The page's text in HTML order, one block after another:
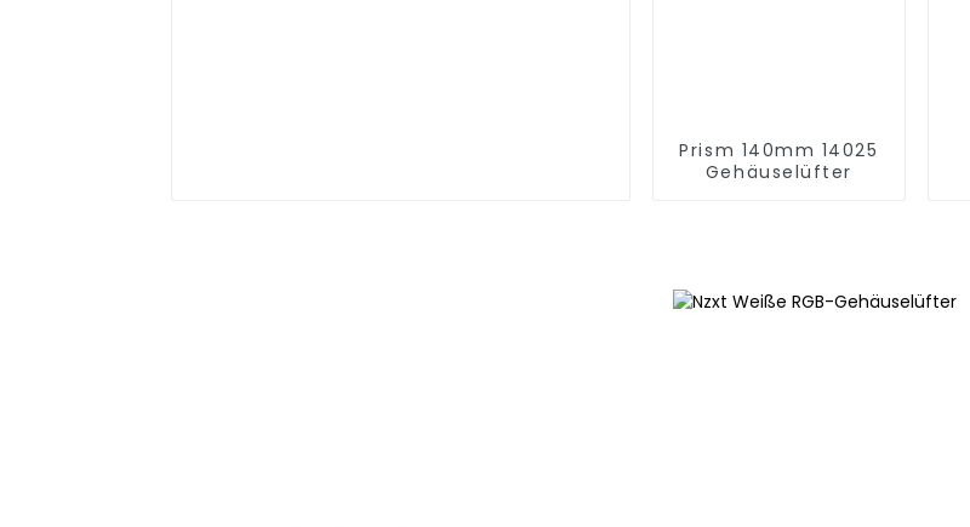
Prism 140mm 14025
Gehäuselüfter